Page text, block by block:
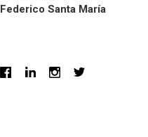
Federico Santa María